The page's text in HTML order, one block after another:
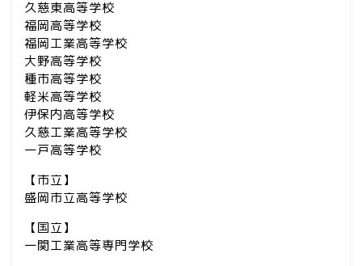
久慈東高等学校
福岡高等学校
福岡工業高等学校
大野高等学校
種市高等学校
軽米高等学校
伊保内高等学校
久慈工業高等学校
一戸高等学校
【市立】
盛岡市立高等学校
【国立】
一関工業高等専門学校